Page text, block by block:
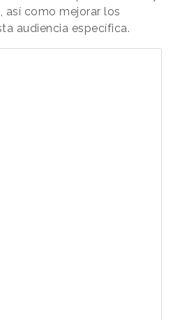
así como mejorar los
audiencia específica.